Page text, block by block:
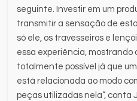
seguinte. Investir em um
transmitir a sensação de
só ele, os travesseiros e
essa experiência,
totalmente possível já que
está relacionada ao modo
peças utilizadas nela”, conta